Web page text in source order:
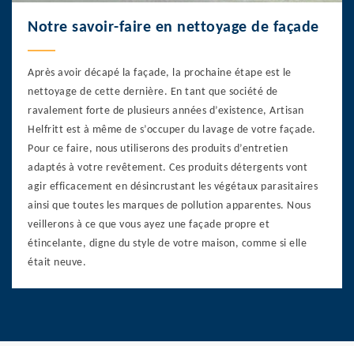
Notre savoir-faire en nettoyage de façade
Après avoir décapé la façade, la prochaine étape est le
nettoyage de cette dernière. En tant que société de
ravalement forte de plusieurs années d’existence, Artisan
Helfritt est à même de s’occuper du lavage de votre façade.
Pour ce faire, nous utiliserons des produits d’entretien
adaptés à votre revêtement. Ces produits détergents vont
agir efficacement en désincrustant les végétaux parasitaires
ainsi que toutes les marques de pollution apparentes. Nous
veillerons à ce que vous ayez une façade propre et
étincelante, digne du style de votre maison, comme si elle
était neuve.